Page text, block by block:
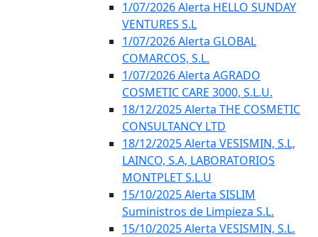
1/07/2026 Alerta HELLO SUNDAY
VENTURES S.L
1/07/2026 Alerta GLOBAL
COMARCOS, S.L.
1/07/2026 Alerta AGRADO
COSMETIC CARE 3000, S.L.U.
18/12/2025 Alerta THE COSMETIC
CONSULTANCY LTD
18/12/2025 Alerta VESISMIN, S.L,
LAINCO, S.A, LABORATORIOS
MONTPLET S.L.U
15/10/2025 Alerta SISLIM
Suministros de Limpieza S.L.
15/10/2025 Alerta VESISMIN, S.L.